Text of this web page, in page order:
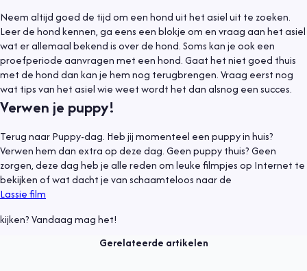
Neem altijd goed de tijd om een hond uit het asiel uit te zoeken.
Leer de hond kennen, ga eens een blokje om en vraag aan het asiel
wat er allemaal bekend is over de hond. Soms kan je ook een
proefperiode aanvragen met een hond. Gaat het niet goed thuis
met de hond dan kan je hem nog terugbrengen. Vraag eerst nog
wat tips van het asiel wie weet wordt het dan alsnog een succes.
Verwen je puppy!
Terug naar Puppy-dag. Heb jij momenteel een puppy in huis?
Verwen hem dan extra op deze dag. Geen puppy thuis? Geen
zorgen, deze dag heb je alle reden om leuke filmpjes op Internet te
bekijken of wat dacht je van schaamteloos naar de
Lassie film
kijken? Vandaag mag het!
Gerelateerde artikelen
Algemeen 9 mei 2021
Een hond adopteren